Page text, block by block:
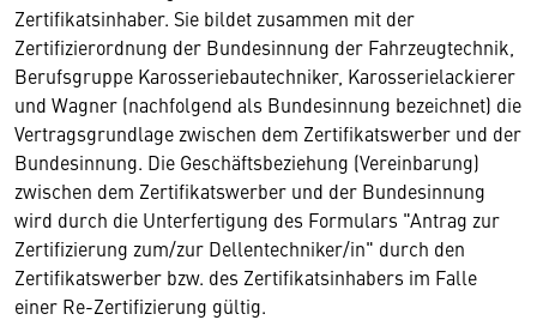
Zertifikatsinhaber. Sie bildet zusammen mit der
Zertifizierordnung der Bundesinnung der Fahrzeugtechnik,
Berufsgruppe Karosseriebautechniker, Karosserielackierer
und Wagner (nachfolgend als Bundesinnung bezeichnet) die
Vertragsgrundlage zwischen dem Zertifikatswerber und der
Bundesinnung. Die Geschäftsbeziehung (Vereinbarung)
zwischen dem Zertifikatswerber und der Bundesinnung
wird durch die Unterfertigung des Formulars "Antrag zur
Zertifizierung zum/zur Dellentechniker/in" durch den
Zertifikatswerber bzw. des Zertifikatsinhabers im Falle
einer Re-Zertifizierung gültig.